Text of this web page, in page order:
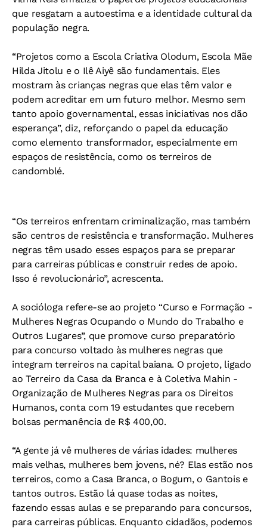
que resgatam a autoestima e a identidade cultural da
população negra.
“Projetos como a Escola Criativa Olodum, Escola Mãe
Hilda Jitolu e o Ilê Aiyê são fundamentais. Eles
mostram às crianças negras que elas têm valor e
podem acreditar em um futuro melhor. Mesmo sem
tanto apoio governamental, essas iniciativas nos dão
esperança”, diz, reforçando o papel da educação
como elemento transformador, especialmente em
espaços de resistência, como os terreiros de
candomblé.
“Os terreiros enfrentam criminalização, mas também
são centros de resistência e transformação. Mulheres
negras têm usado esses espaços para se preparar
para carreiras públicas e construir redes de apoio.
Isso é revolucionário”, acrescenta.
A socióloga refere-se ao projeto “Curso e Formação -
Mulheres Negras Ocupando o Mundo do Trabalho e
Outros Lugares”, que promove curso preparatório
para concurso voltado às mulheres negras que
integram terreiros na capital baiana. O projeto, ligado
ao Terreiro da Casa da Branca e à Coletiva Mahin -
Organização de Mulheres Negras para os Direitos
Humanos, conta com 19 estudantes que recebem
bolsas permanência de R$ 400,00.
“A gente já vê mulheres de várias idades: mulheres
mais velhas, mulheres bem jovens, né? Elas estão nos
terreiros, como a Casa Branca, o Bogum, o Gantois e
tantos outros. Estão lá quase todas as noites,
fazendo essas aulas e se preparando para concursos,
para carreiras públicas. Enquanto cidadãos, podemos